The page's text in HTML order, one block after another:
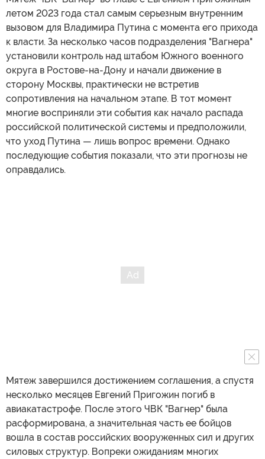
летом 2023 года стал самым серьезным внутренним
вызовом для Владимира Путина с момента его прихода
к власти. За несколько часов подразделения "Вагнера"
установили контроль над штабом Южного военного
округа в Ростове-на-Дону и начали движение в
сторону Москвы, практически не встретив
сопротивления на начальном этапе. В тот момент
многие восприняли эти события как начало распада
российской политической системы и предположили,
что уход Путина — лишь вопрос времени. Однако
последующие события показали, что эти прогнозы не
оправдались.
Мятеж завершился достижением соглашения, а спустя
несколько месяцев Евгений Пригожин погиб в
авиакатастрофе. После этого ЧВК "Вагнер" была
расформирована, а значительная часть ее бойцов
вошла в состав российских вооруженных сил и других
силовых структур. Вопреки ожиданиям многих